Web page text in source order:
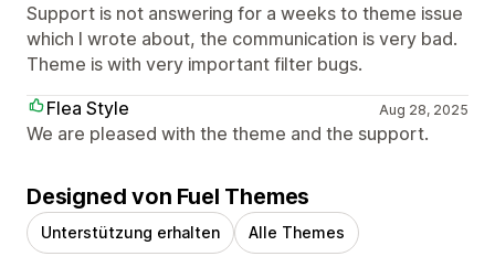
Support is not answering for a weeks to theme issue
which I wrote about, the communication is very bad.
Theme is with very important filter bugs.
Flea Style
Aug 28, 2025
We are pleased with the theme and the support.
Designed von Fuel Themes
Unterstützung erhalten Alle Themes